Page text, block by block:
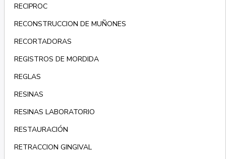
RECIPROC
RECONSTRUCCION DE MUÑONES
RECORTADORAS
REGISTROS DE MORDIDA
REGLAS
RESINAS
RESINAS LABORATORIO
RESTAURACIÓN
RETRACCION GINGIVAL